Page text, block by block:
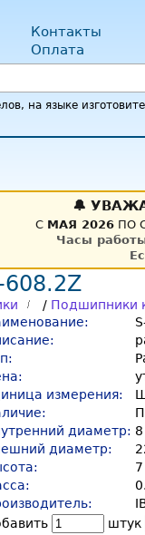
Контакты
Оплата
на языке
🔔
С МАЯ 2026ПО
Часы
/ Подшипники
измерения:
диаметр:
диаметр:
штук